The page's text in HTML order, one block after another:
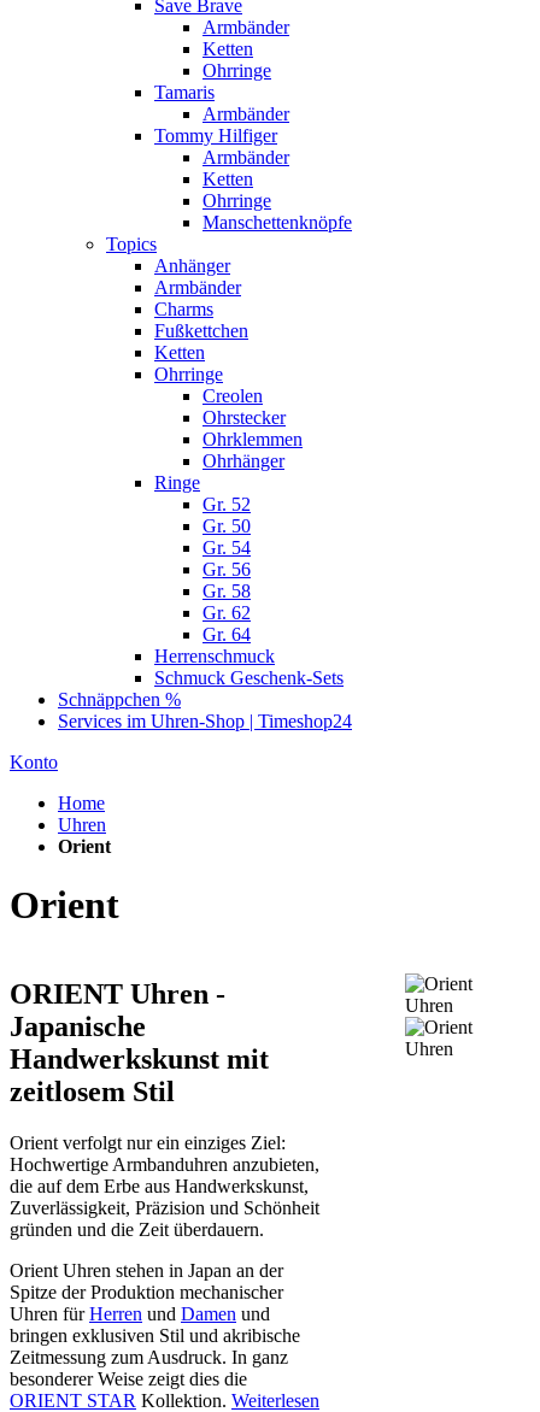
Save Brave
Armbänder
Ketten
Ohrringe
Tamaris
Armbänder
Tommy Hilfiger
Armbänder
Ketten
Ohrringe
Manschettenknöpfe
Topics
Anhänger
Armbänder
Charms
Fußkettchen
Ketten
Ohrringe
Creolen
Ohrstecker
Ohrklemmen
Ohrhänger
Ringe
Gr. 52
Gr. 50
Gr. 54
Gr. 56
Gr. 58
Gr. 62
Gr. 64
Herrenschmuck
Schmuck Geschenk-Sets
Schnäppchen %
Services im Uhren-Shop | Timeshop24
Konto
Home
Uhren
Orient
Orient
ORIENT Uhren -
Japanische
Handwerkskunst mit
zeitlosem Stil
Orient verfolgt nur ein einziges Ziel:
Hochwertige Armbanduhren anzubieten,
die auf dem Erbe aus Handwerkskunst,
Zuverlässigkeit, Präzision und Schönheit
gründen und die Zeit überdauern.
Orient Uhren stehen in Japan an der
Spitze der Produktion mechanischer
Uhren fürHerren und Damen und
bringen exklusiven Stil und akribische
Zeitmessung zum Ausdruck. In ganz
besonderer Weise zeigt dies die
ORIENT STAR Kollektion. Weiterlesen